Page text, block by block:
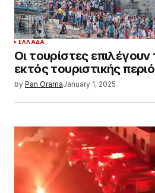
ΕΛΛΆΔΑ
Οι τουρίστες
εκτός τουριστικής
by Pan OramaJanuary 1, 2025